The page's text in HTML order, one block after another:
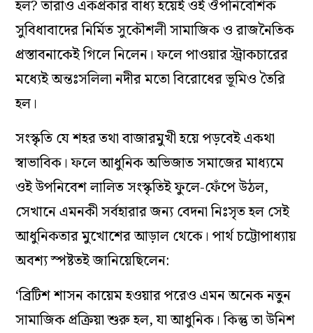
হল? তারাও একপ্রকার বাধ্য হয়েই ওই ঔপনিবেশিক
সুবিধাবাদের নির্মিত সুকৌশলী সামাজিক ও রাজনৈতিক
প্রস্তাবনাকেই গিলে নিলেন। ফলে পাওয়ার স্ট্রাকচারের
মধ্যেই অন্তঃসলিলা নদীর মতো বিরোধের ভূমিও তৈরি
হল।
সংস্কৃতি যে শহর তথা বাজারমুখী হয়ে পড়বেই একথা
স্বাভাবিক। ফলে আধুনিক অভিজাত সমাজের মাধ্যমে
ওই উপনিবেশ লালিত সংস্কৃতিই ফুলে-ফেঁপে উঠল,
সেখানে এমনকী সর্বহারার জন্য বেদনা নিঃসৃত হল সেই
আধুনিকতার মুখোশের আড়াল থেকে। পার্থ চট্টোপাধ্যায়
অবশ্য স্পষ্টতই জানিয়েছিলেন:
‘ব্রিটিশ শাসন কায়েম হওয়ার পরেও এমন অনেক নতুন
সামাজিক প্রক্রিয়া শুরু হল, যা আধুনিক। কিন্তু তা উনিশ